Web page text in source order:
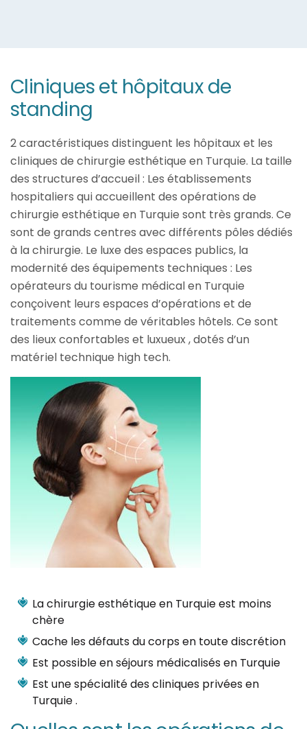
Cliniques et hôpitaux de
standing
2 caractéristiques distinguent les hôpitaux et les
cliniques de chirurgie esthétique en Turquie. La taille
des structures d’accueil : Les établissements
hospitaliers qui accueillent des opérations de
chirurgie esthétique en Turquie sont très grands. Ce
sont de grands centres avec différents pôles dédiés
à la chirurgie. Le luxe des espaces publics, la
modernité des équipements techniques : Les
opérateurs du tourisme médical en Turquie
conçoivent leurs espaces d’opérations et de
traitements comme de véritables hôtels. Ce sont
des lieux confortables et luxueux , dotés d’un
matériel technique high tech.
La chirurgie esthétique en Turquie est moins
chère
Cache les défauts du corps en toute discrétion
Est possible en séjours médicalisés en Turquie
Est une spécialité des cliniques privées en
Turquie .